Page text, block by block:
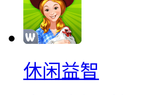
休闲益智